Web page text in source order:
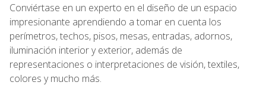
Conviértase en un experto en el diseño de un espacio
impresionante aprendiendo a tomar en cuenta los
perímetros, techos, pisos, mesas, entradas, adornos,
iluminación interior y exterior, además de
representaciones o interpretaciones de visión, textiles,
colores y mucho más.